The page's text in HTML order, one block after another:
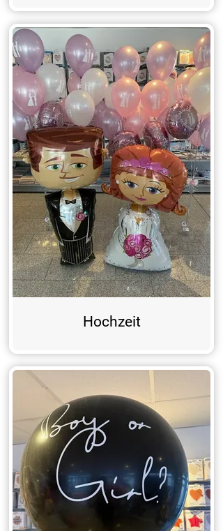
Hochzeit